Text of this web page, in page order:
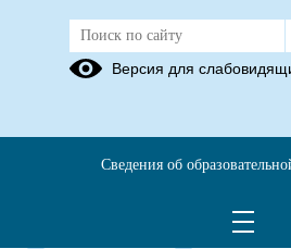
БЕЗОПАСНОСТЬ
Видео -
Версия для
Сведения об